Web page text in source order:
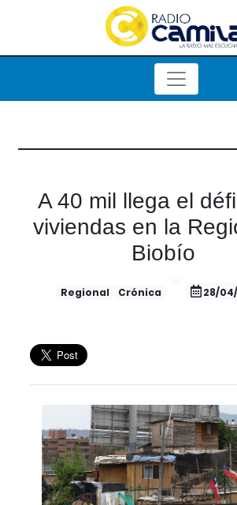
A 40 mil llega el
viviendas en la
Biobío
Regional Crónica 28/